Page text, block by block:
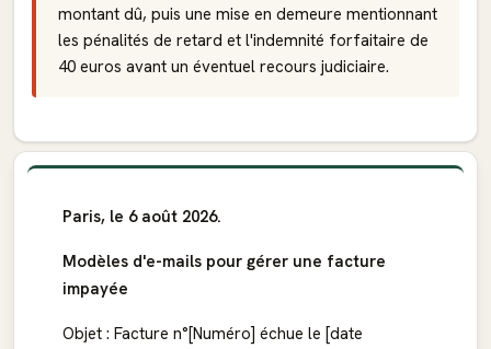
montant dû, puis une mise en demeure mentionnant
les pénalités de retard et l'indemnité forfaitaire de
40 euros avant un éventuel recours judiciaire.
Paris, le 6 août 2026.
Modèles d'e-mails pour gérer une facture
impayée
Objet : Facture n°[Numéro] échue le [date